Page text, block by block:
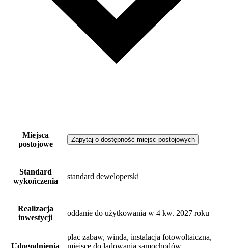
Miejsca
postojowe
Zapytaj o dostępność miejsc postojowych
Standard
wykończenia
standard deweloperski
Realizacja
inwestycji
oddanie do użytkowania w 4 kw. 2027 roku
Udogodnienia
plac zabaw, winda, instalacja fotowoltaiczna,
miejsce do ładowania samochodów